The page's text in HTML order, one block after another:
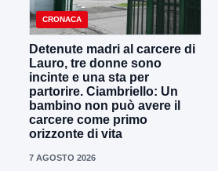
CRONACA
Detenute madri al carcere di
Lauro, tre donne sono
incinte e una sta per
partorire. Ciambriello: Un
bambino non può avere il
carcere come primo
orizzonte di vita
7 AGOSTO 2026